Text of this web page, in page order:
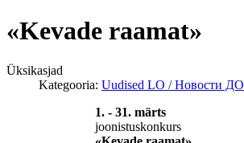
«Kevade raamat»
Üksikasjad
Kategooria: Uudised LO / Новости ДО
1. - 31. märts
joonistuskonkurs